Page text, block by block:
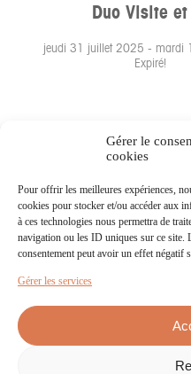
Gérer le
cookies
Pour offrir les meilleures expériences,
cookies pour stocker et/ou accéder aux
à ces technologies nous permettra de
navigation ou les ID uniques sur ce site.
consentement peut avoir un effet négatif
Gérer les services
Duo Visite
jeudi 31 juillet 2025 - mardi
Expiré!
CONTACTEZ